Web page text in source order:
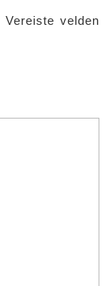
Vereiste velden